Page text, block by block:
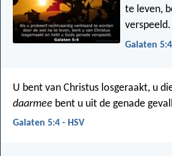
te leven,
verspeeld.
Galaten
U bent van Christus losgeraakt, u
daarmee bent u uit de genade
Galaten 5:4 - HSV